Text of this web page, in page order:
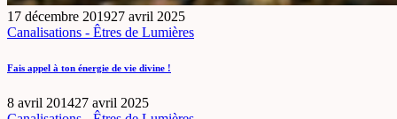
17 décembre 201927 avril 2025
Canalisations - Êtres de Lumières
Fais appel à ton énergie de vie divine !
8 avril 201427 avril 2025